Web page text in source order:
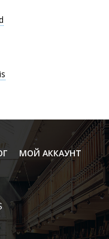
МОЙ АККАУНТ